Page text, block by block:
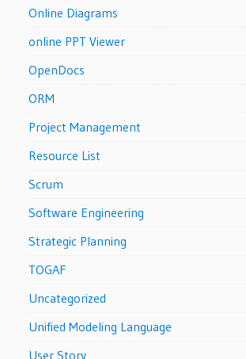
Online Diagrams
online PPT Viewer
OpenDocs
ORM
Project Management
Resource List
Scrum
Software Engineering
Strategic Planning
TOGAF
Uncategorized
Unified Modeling Language
User Story